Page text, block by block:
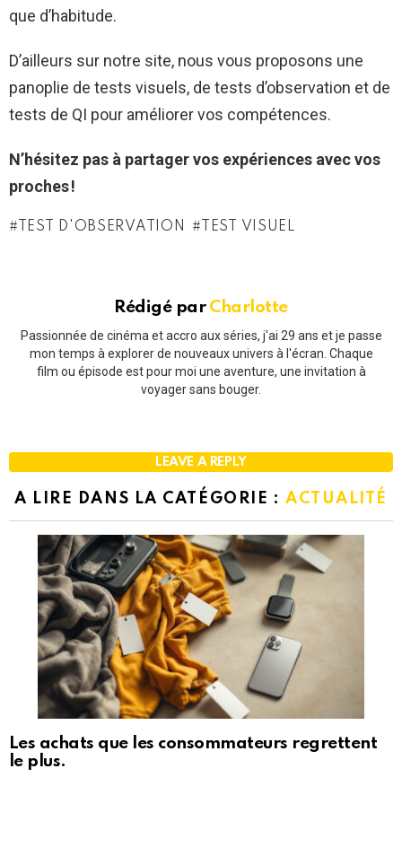
que d’habitude.
D’ailleurs sur notre site, nous vous proposons une
panoplie de tests visuels, de tests d’observation et de
tests de QI pour améliorer vos compétences.
N’hésitez pas à partager vos expériences avec vos
proches !
TEST D'OBSERVATION TEST VISUEL
Rédigé par Charlotte
Passionnée de cinéma et accro aux séries, j'ai 29 ans et je passe
mon temps à explorer de nouveaux univers à l'écran. Chaque
film ou épisode est pour moi une aventure, une invitation à
voyager sans bouger.
LEAVE A REPLY
A LIRE DANS LA CATÉGORIE : ACTUALITÉ
Les achats que les consommateurs regrettent
le plus.